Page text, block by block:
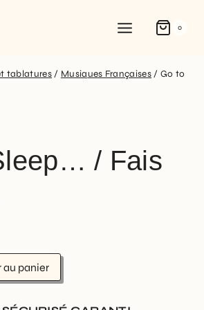
0
tablatures / Musiques Françaises / Go to
/ Fais
au panier